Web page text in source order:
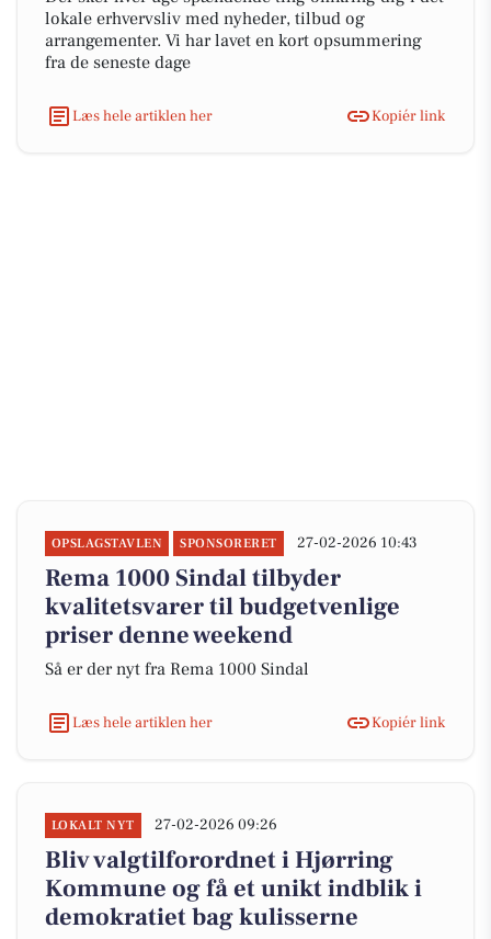
lokale erhvervsliv med nyheder, tilbud og
arrangementer. Vi har lavet en kort opsummering
fra de seneste dage
Læs hele artiklen her Kopiér link
OPSLAGSTAVLEN SPONSORERET 27-02-2026 10:43
Rema 1000 Sindal tilbyder
kvalitetsvarer til budgetvenlige
priser denne weekend
Så er der nyt fra Rema 1000 Sindal
Læs hele artiklen her Kopiér link
LOKALT NYT 27-02-2026 09:26
Bliv valgtilforordnet i Hjørring
Kommune og få et unikt indblik i
demokratiet bag kulisserne